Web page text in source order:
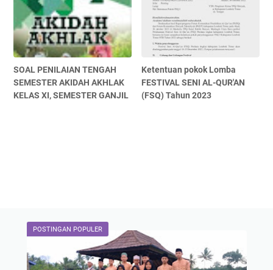
SOAL PENILAIAN TENGAH
SEMESTER AKIDAH AKHLAK
KELAS XI, SEMESTER GANJIL
Ketentuan pokok Lomba
FESTIVAL SENI AL-QUR'AN
(FSQ) Tahun 2023
POSTINGAN POPULER